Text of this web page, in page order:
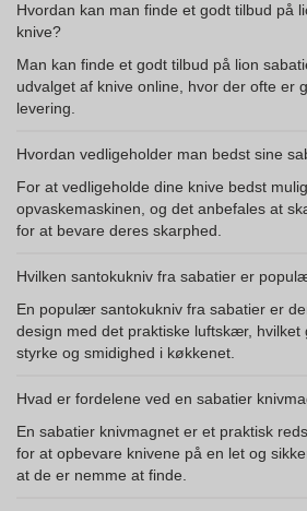
Hvordan kan man finde et godt tilbud på
knive?
Man kan finde et godt tilbud på lion
udvalget af knive online, hvor der ofte er
levering.
Hvordan vedligeholder man bedst sine
For at vedligeholde dine knive bedst
opvaskemaskinen, og det anbefales at
for at bevare deres skarphed.
Hvilken santokukniv fra sabatier er
En populær santokukniv fra sabatier er
design med det praktiske luftskær, hvilket
styrke og smidighed i køkkenet.
Hvad er fordelene ved en sabatier
En sabatier knivmagnet er et praktisk
for at opbevare knivene på en let og
at de er nemme at finde.